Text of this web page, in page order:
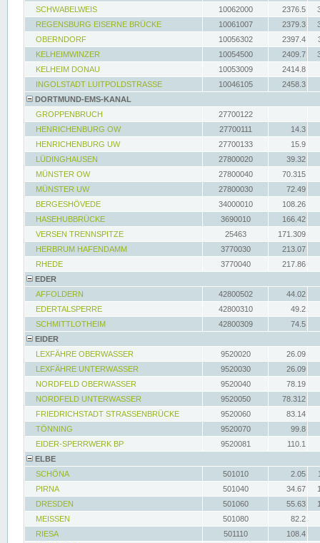
SCHWABELWEIS
10062000 2376.5
REGENSBURG EISERNE BRÜCKE
10061007 2379.3
OBERNDORF
10056302 2397.4
KELHEIMWINZER
10054500 2409.7
KELHEIM DONAU
10053009
2414.8
INGOLSTADT LUITPOLDSTRASSE
10046105
2458.3
DORTMUND-EMS-KANAL
GROPPENBRUCH
27700122
HENRICHENBURG OW
27700111
14.3
HENRICHENBURG UW
27700133
15.9
LÜDINGHAUSEN
27800020
39.32
MÜNSTER OW
27800040
70.315
MÜNSTER UW
27800030
72.49
BERGESHÖVEDE
34000010
108.26
HASEHUBBRÜCKE
3690010
166.42
VERSEN TRENNSPITZE
25463
171.309
HERBRUM HAFENDAMM
3770030
213.07
RHEDE
3770040
217.86
EDER
AFFOLDERN
42800502
44.02
EDERTALSPERRE
42800310
49.2
SCHMITTLOTHEIM
42800309
74.5
EIDER
LEXFÄHRE OBERWASSER
9520020
26.09
LEXFÄHRE UNTERWASSER
9520030
26.09
NORDFELD OBERWASSER
9520040
78.19
NORDFELD UNTERWASSER
9520050
78.312
FRIEDRICHSTADT STRASSENBRÜCKE
9520060
83.14
TÖNNING
9520070
99.8
EIDER-SPERRWERK BP
9520081
110.1
ELBE
SCHÖNA
501010 2.05
PIRNA
501040 34.67
DRESDEN
501060 55.63
MEISSEN
501080
82.2
RIESA
501110
108.4